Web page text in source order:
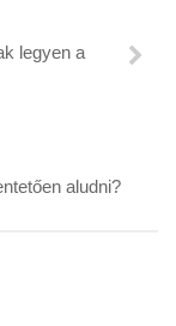
legyen a
aludni?